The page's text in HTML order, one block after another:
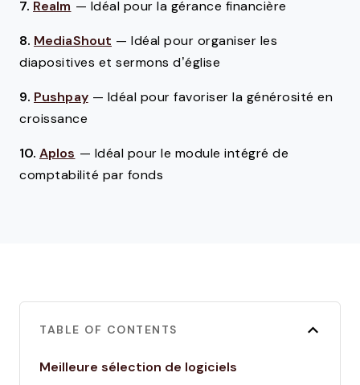
7. Realm — Idéal pour la gérance financière
8. MediaShout — Idéal pour organiser les
diapositives et sermons d’église
9. Pushpay — Idéal pour favoriser la générosité en
croissance
10. Aplos — Idéal pour le module intégré de
comptabilité par fonds
TABLE OF CONTENTS
Meilleure sélection de logiciels